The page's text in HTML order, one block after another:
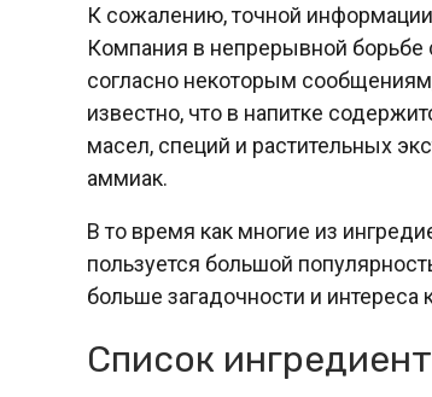
К сожалению, точной
Компания в непрерывной борьбе
согласно некоторым
известно, что в напитке
масел, специй и растительных
аммиак.
В то время как многие из
пользуется большой
больше загадочности и интереса
Список